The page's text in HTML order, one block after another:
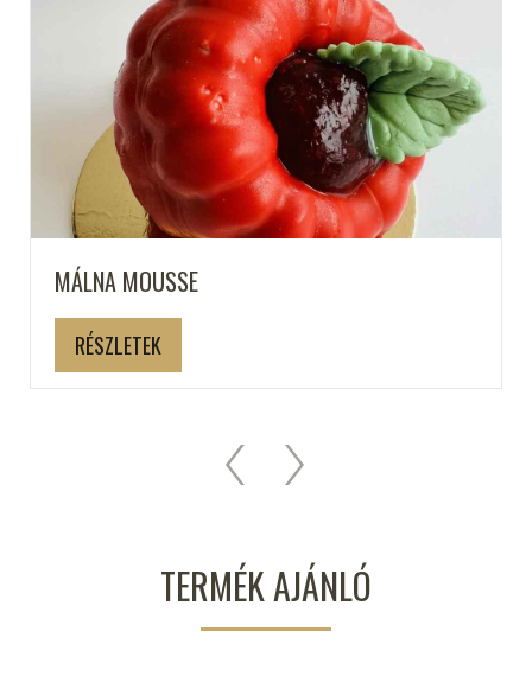
MÁLNA MOUSSE
RÉSZLETEK
TERMÉK AJÁNLÓ